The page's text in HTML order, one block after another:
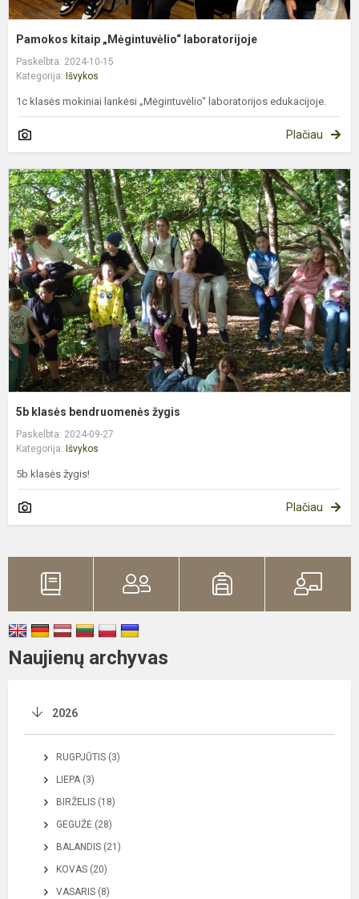
Pamokos kitaip „Mėgintuvėlio“ laboratorijoje
Paskelbta: 2024-10-15
Kategorija: Išvykos
1c klasės mokiniai lankėsi „Mėgintuvėlio“ laboratorijos edukacijoje.
Plačiau
5b klasės bendruomenės žygis
Paskelbta: 2024-09-27
Kategorija: Išvykos
5b klasės žygis!
Plačiau
Naujienų archyvas
2026
RUGPJŪTIS (3)
LIEPA (3)
BIRŽELIS (18)
GEGUŽĖ (28)
BALANDIS (21)
KOVAS (20)
VASARIS (8)